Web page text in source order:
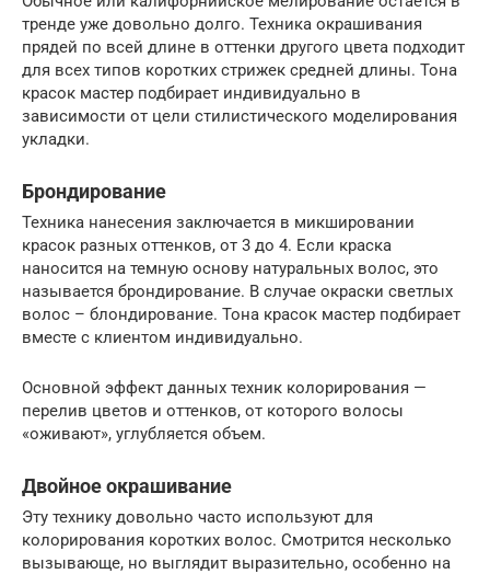
тренде уже довольно долго. Техника окрашивания
прядей по всей длине в оттенки другого цвета подходит
для всех типов коротких стрижек средней длины. Тона
красок мастер подбирает индивидуально в
зависимости от цели стилистического моделирования
укладки.
Брондирование
Техника нанесения заключается в микшировании
красок разных оттенков, от 3 до 4. Если краска
наносится на темную основу натуральных волос, это
называется брондирование. В случае окраски светлых
волос – блондирование. Тона красок мастер подбирает
вместе с клиентом индивидуально.
Основной эффект данных техник колорирования —
перелив цветов и оттенков, от которого волосы
«оживают», углубляется объем.
Двойное окрашивание
Эту технику довольно часто используют для
колорирования коротких волос. Смотрится несколько
вызывающе, но выглядит выразительно, особенно на